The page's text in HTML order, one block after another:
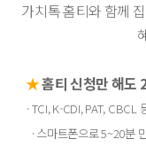
가치톡 홈티와 함께
★홈티 신청만 해도
· TCI, K-CDI, PAT,
·스마트폰으로 5~20분